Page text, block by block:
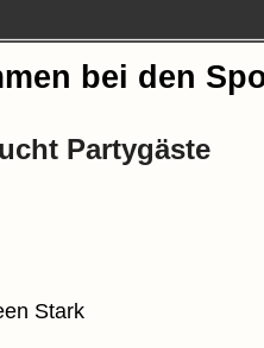
bei den
Partygäste
Stark